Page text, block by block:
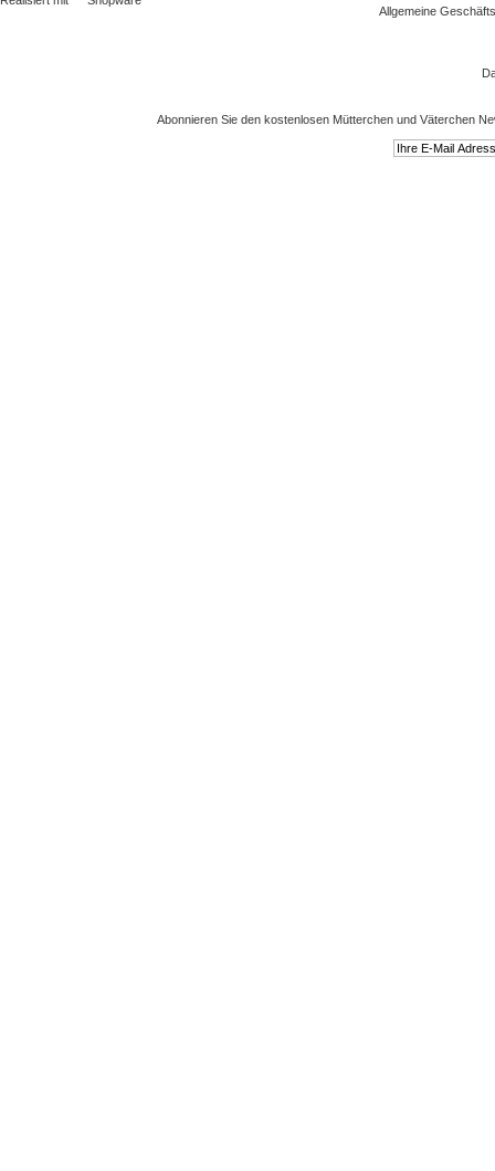
Allgemeine
Abonnieren Sie den kostenlosen Mütterchen und Väterchen